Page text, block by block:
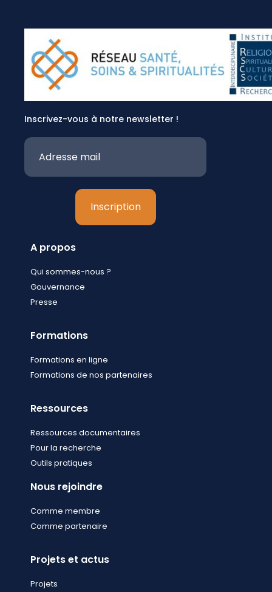
Inscrivez-vous à notre newsletter !
A propos
Qui sommes-nous ?
Gouvernance
Presse
Formations
Formations en ligne
Formations de nos partenaires
Ressources
Ressources documentaires
Pour la recherche
Outils pratiques
Nous rejoindre
Comme membre
Comme partenaire
Projets et actus
Projets